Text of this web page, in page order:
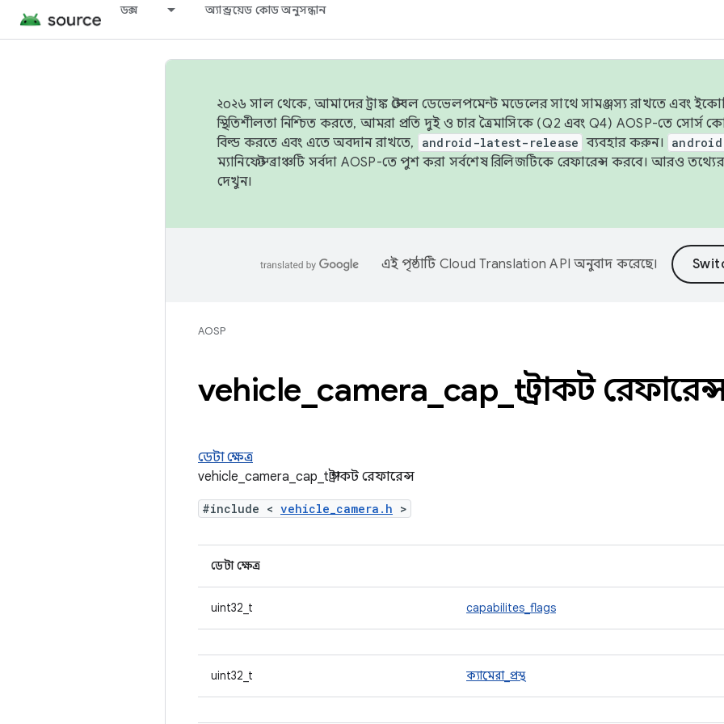
ডক্স অ্যান্ড্রয়েড কোড অনুসন্ধান
২০২৬ সাল থেকে, আমাদের ট্রাঙ্ক স্টেবল ডেভেলপমেন্ট মডেলের সাথে সামঞ্জস্য রাখতে এবং
স্থিতিশীলতা নিশ্চিত করতে, আমরা প্রতি দুই ও চার ত্রৈমাসিকে (Q2 এবং Q4) AOSP-তে সোর্স
বিল্ড করতে এবং এতে অবদান রাখতে,
android-latest-release ব্যবহার করুন।
ম্যানিফেস্ট ব্রাঞ্চটি সর্বদা AOSP-তে পুশ করা সর্বশেষ রিলিজটিকে রেফারেন্স করবে। আরও
দেখুন।
এই পৃষ্ঠাটি Cloud Translation API অনুবাদ করেছে।
AOSP
vehicle camera cap t স্ট্রাকট
ডেটা ক্ষেত্র
vehicle_camera_cap_t স্ট্রাকট রেফারেন্স
#include < vehicle_camera.h >
ডেটা ক্ষেত্র
uint32_t capabilites_flags
uint32_t ক্যামেরা_প্রস্থ